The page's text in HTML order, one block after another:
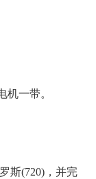
机一带。
斯(720)，并完